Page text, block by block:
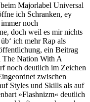
Majorlabel Universal
ich Schranken, ey
noch
doch weil es mir nichts
ich mehr Rap als
ein Beitrag
Nation With A
noch deutlich im Zeichen
zwischen
Styles und Skills als auf
»Flashnizm« deutlich